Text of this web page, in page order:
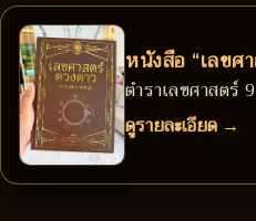
หนังสือ “เลขศ
ตำราเลขศาสตร์
ดูรายละเอียด →